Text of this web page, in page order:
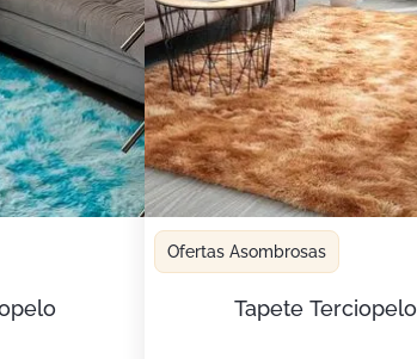
Ofertas Asombrosas
Tapete Terciopelo